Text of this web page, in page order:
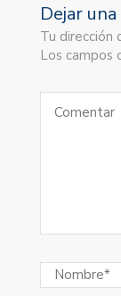
Dejar
Tu dirección
Los campos